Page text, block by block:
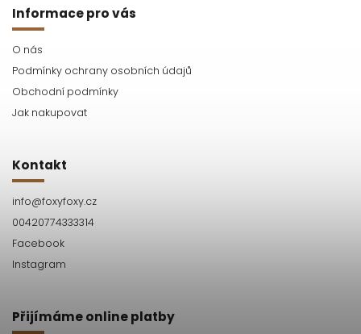
Informace pro vás
O nás
Podmínky ochrany osobních údajů
Obchodní podmínky
Jak nakupovat
Kontakt
info@foxyfoxy.cz
00420774333314
Facebook
Instagram
Přijímáme online platby